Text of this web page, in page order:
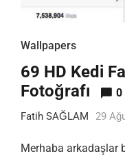
Wallpapers
69 HD Kedi
Fotoğrafı
0
Fatih SAĞLAM 29
Merhaba arkadaşlar